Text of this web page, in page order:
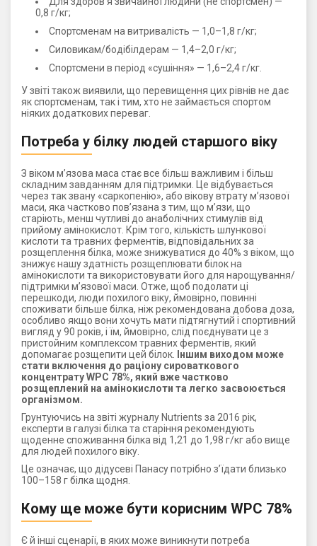
0,8 г/кг;
Спортсменам на витривалість — 1,0–1,8 г/кг;
Силовикам/бодібілдерам — 1,4–2,0 г/кг;
Спортсмени в період «сушіння» — 1,6–2,4 г/кг.
У звіті також виявили, що перевищення цих рівнів не дає
як спортсменам, так і тим, хто не займається спортом
ніяких додаткових переваг.
Потреба у білку людей старшого віку
З віком м’язова маса стає все більш важливим і більш
складним завданням для підтримки. Це відбувається
через так звану «саркопенію», або вікову втрату м’язової
маси, яка частково пов’язана з тим, що м’язи, що
старіють, менш чутливі до анаболічних стимулів від
прийому амінокислот. Крім того, кількість шлункової
кислоти та травних ферментів, відповідальних за
розщеплення білка, може знижуватися до 40% з віком, що
знижує нашу здатність розщеплювати білок на
амінокислоти та використовувати його для нарощування/
підтримки м’язової маси. Отже, щоб подолати ці
перешкоди, люди похилого віку, ймовірно, повинні
споживати більше білка, ніж рекомендована добова доза,
особливо якщо вони хочуть мати підтягнутий і спортивний
вигляд у 90 років, і їм, ймовірно, слід поєднувати це з
пристойним комплексом травних ферментів, який
допомагає розщепити цей білок. Іншим виходом може
стати включення до раціону сироваткового
концентрату WPC 78%, який вже частково
розщеплений на амінокислоти та легко засвоюється
організмом.
Грунтуючись на звіті журналу Nutrients за 2016 рік,
експерти в галузі білка та старіння рекомендують
щоденне споживання білка від 1,21 до 1,98 г/кг або вище
для людей похилого віку.
Це означає, що дідусеві Панасу потрібно з’їдати близько
100–158 г білка щодня.
Кому ще може бути корисним WPC 78%
Є й інші сценарії, в яких може виникнути потреба